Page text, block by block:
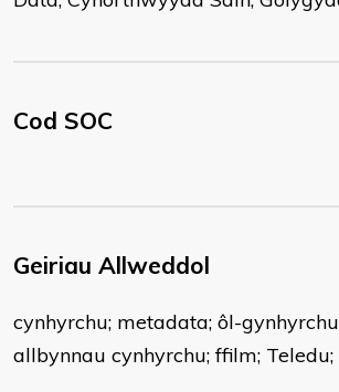
Cod SOC
Geiriau Allweddol
cynhyrchu; metadata; ôl-
allbynnau cynhyrchu; ffilm; Teledu;